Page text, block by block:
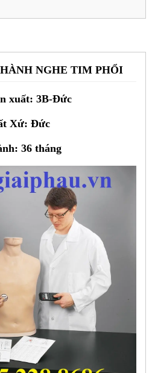
NGHE TIM PHỔI
xuất: 3B-Đức
Xứ: Đức
36 tháng